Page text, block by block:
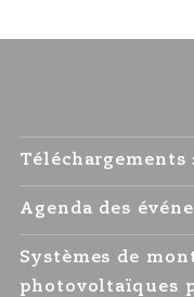
Téléchargements
Agenda des
Systèmes de
photovoltaïques